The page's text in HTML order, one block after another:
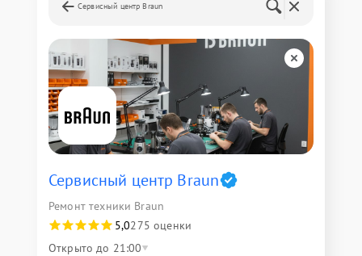
Сервисный центр Braun
Сервисный центр Braun
Ремонт техники Braun
5,0275 оценки
Открыто до 21:00